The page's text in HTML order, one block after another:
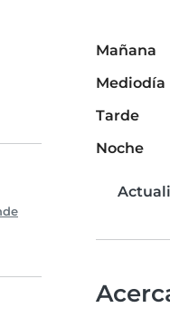
Mañana
Mediodía
Tarde
Noche